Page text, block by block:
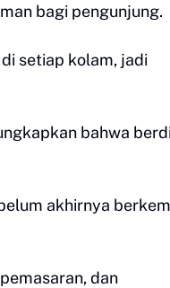
bagi pengunjung.
setiap kolam, jadi
bahwa
akhirnya
dan